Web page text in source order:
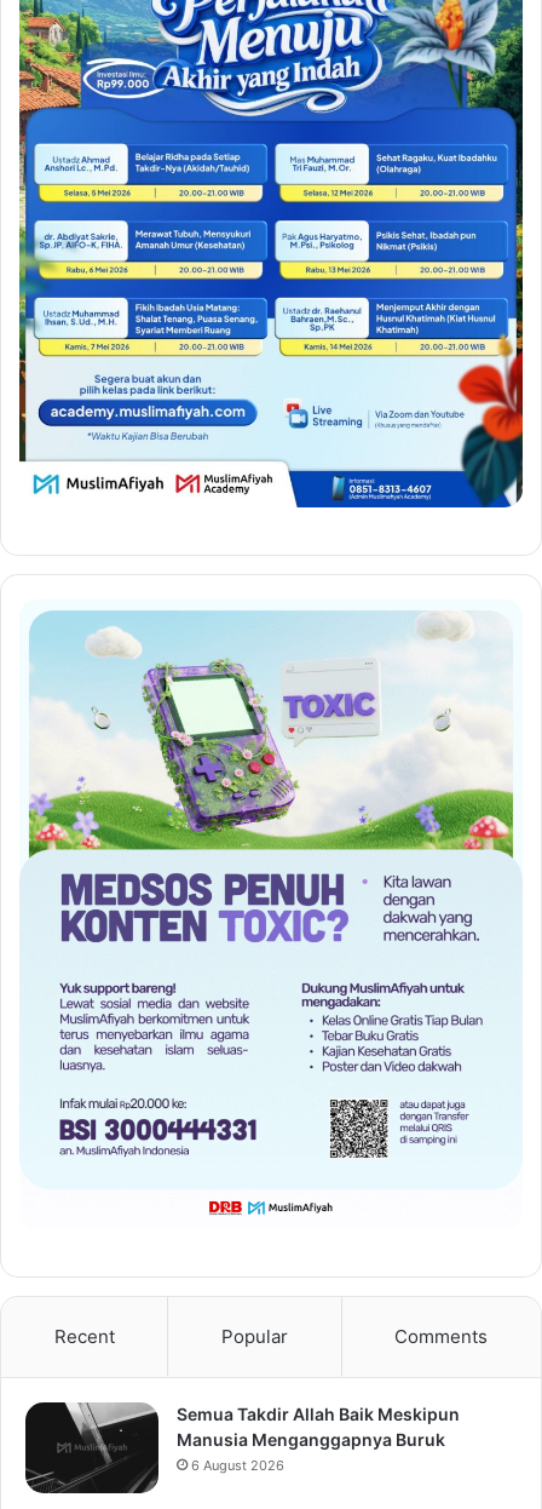
Recent Popular Comments
Semua Takdir Allah Baik Meskipun
Manusia Menganggapnya Buruk
6 August 2026